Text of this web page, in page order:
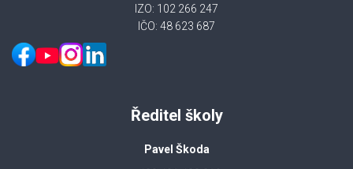
IZO: 102 266 247
IČO: 48 623 687
Ředitel školy
Pavel Škoda